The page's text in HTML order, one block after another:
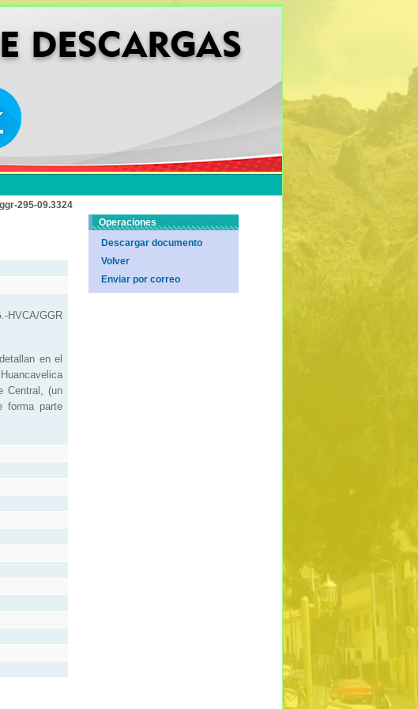
295-09.3324
HVCA/GGR
en el
Central, (un
forma parte
Operaciones
Descargar documento
Volver
Enviar por correo